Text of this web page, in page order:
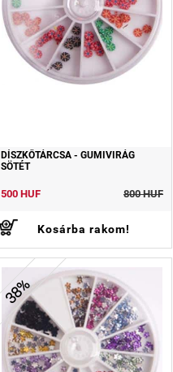
DÍSZKŐTÁRCSA - GUMIVIRÁG
SÖTÉT
500 HUF 800 HUF
Kosárba rakom!
38%